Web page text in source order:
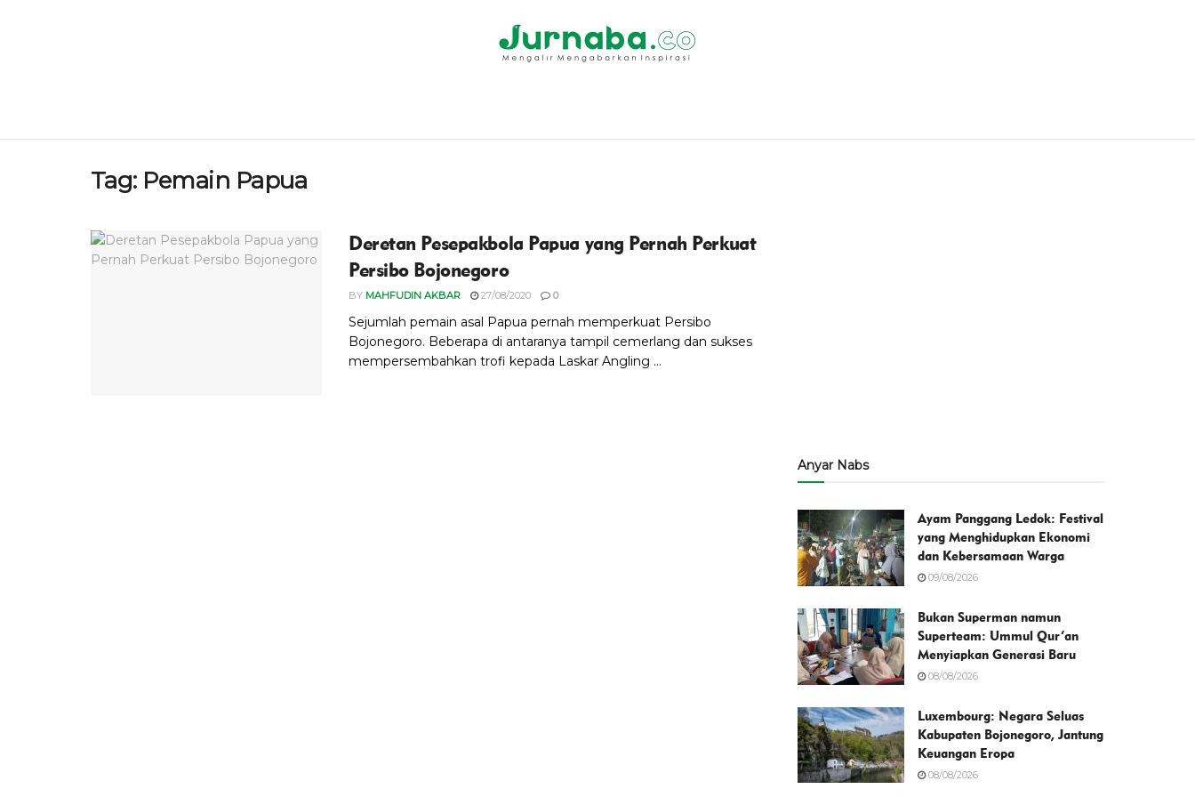
Tag: Pemain Papua
Deretan Pesepakbola Papua yang Pernah Perkuat
Persibo Bojonegoro
BY MAHFUDIN AKBAR 27/08/2020 0
Sejumlah pemain asal Papua pernah memperkuat Persibo
Bojonegoro. Beberapa di antaranya tampil cemerlang dan sukses
mempersembahkan trofi kepada Laskar Angling ...
Anyar Nabs
Ayam Panggang Ledok: Festival
yang Menghidupkan Ekonomi
dan Kebersamaan Warga
09/08/2026
Bukan Superman namun
Superteam: Ummul Qur’an
Menyiapkan Generasi Baru
08/08/2026
Luxembourg: Negara Seluas
Kabupaten Bojonegoro, Jantung
Keuangan Eropa
08/08/2026